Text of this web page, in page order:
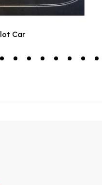
Car